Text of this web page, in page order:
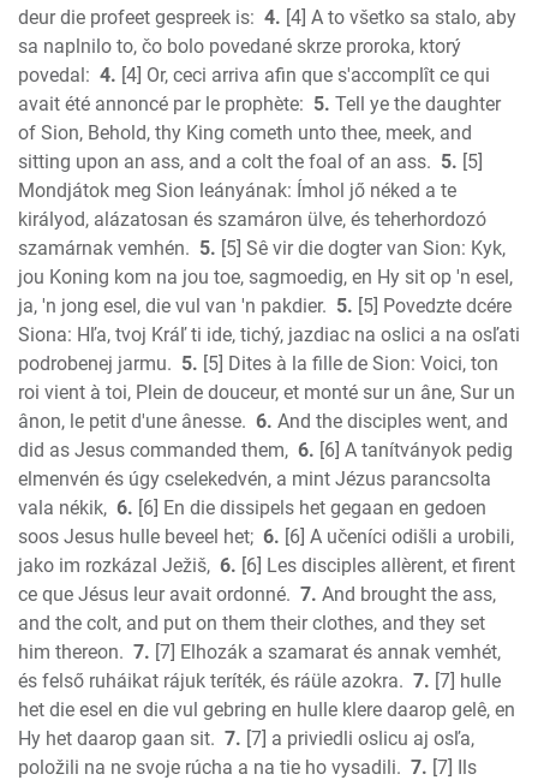
Romans
1 Corinthians
2 Corinthians
Galatians
Ephesians
Phillipians
Colossians
1 Thess.
2 Thess.
1 Timothy
2 Timothy
Titus
Philemon
Hebrews
James
1 Peter
2 Peter
1 John
2 John
3 John
Jude
Revelation
deur die profeet gespreek is: 4. [4] A to všetko sa stalo, aby
sa naplnilo to, čo bolo povedané skrze proroka, ktorý
povedal: 4. [4] Or, ceci arriva afin que s'accomplît ce qui
avait été annoncé par le prophète: 5. Tell ye the daughter
of Sion, Behold, thy King cometh unto thee, meek, and
sitting upon an ass, and a colt the foal of an ass. 5. [5]
Mondjátok meg Sion leányának: Ímhol jő néked a te
királyod, alázatosan és szamáron ülve, és teherhordozó
szamárnak vemhén. 5. [5] Sê vir die dogter van Sion: Kyk,
jou Koning kom na jou toe, sagmoedig, en Hy sit op 'n esel,
ja, 'n jong esel, die vul van 'n pakdier. 5. [5] Povedzte dcére
Siona: Hľa, tvoj Kráľ ti ide, tichý, jazdiac na oslici a na osľati
podrobenej jarmu. 5. [5] Dites à la fille de Sion: Voici, ton
roi vient à toi, Plein de douceur, et monté sur un âne, Sur un
ânon, le petit d'une ânesse. 6. And the disciples went, and
did as Jesus commanded them, 6. [6] A tanítványok pedig
elmenvén és úgy cselekedvén, a mint Jézus parancsolta
vala nékik, 6. [6] En die dissipels het gegaan en gedoen
soos Jesus hulle beveel het; 6. [6] A učeníci odišli a urobili,
jako im rozkázal Ježiš, 6. [6] Les disciples allèrent, et firent
ce que Jésus leur avait ordonné. 7. And brought the ass,
and the colt, and put on them their clothes, and they set
him thereon. 7. [7] Elhozák a szamarat és annak vemhét,
és felső ruháikat rájuk teríték, és ráüle azokra. 7. [7] hulle
het die esel en die vul gebring en hulle klere daarop gelê, en
Hy het daarop gaan sit. 7. [7] a priviedli oslicu aj osľa,
položili na ne svoje rúcha a na tie ho vysadili. 7. [7] Ils